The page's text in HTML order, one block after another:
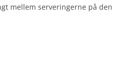
mellem serveringerne på den